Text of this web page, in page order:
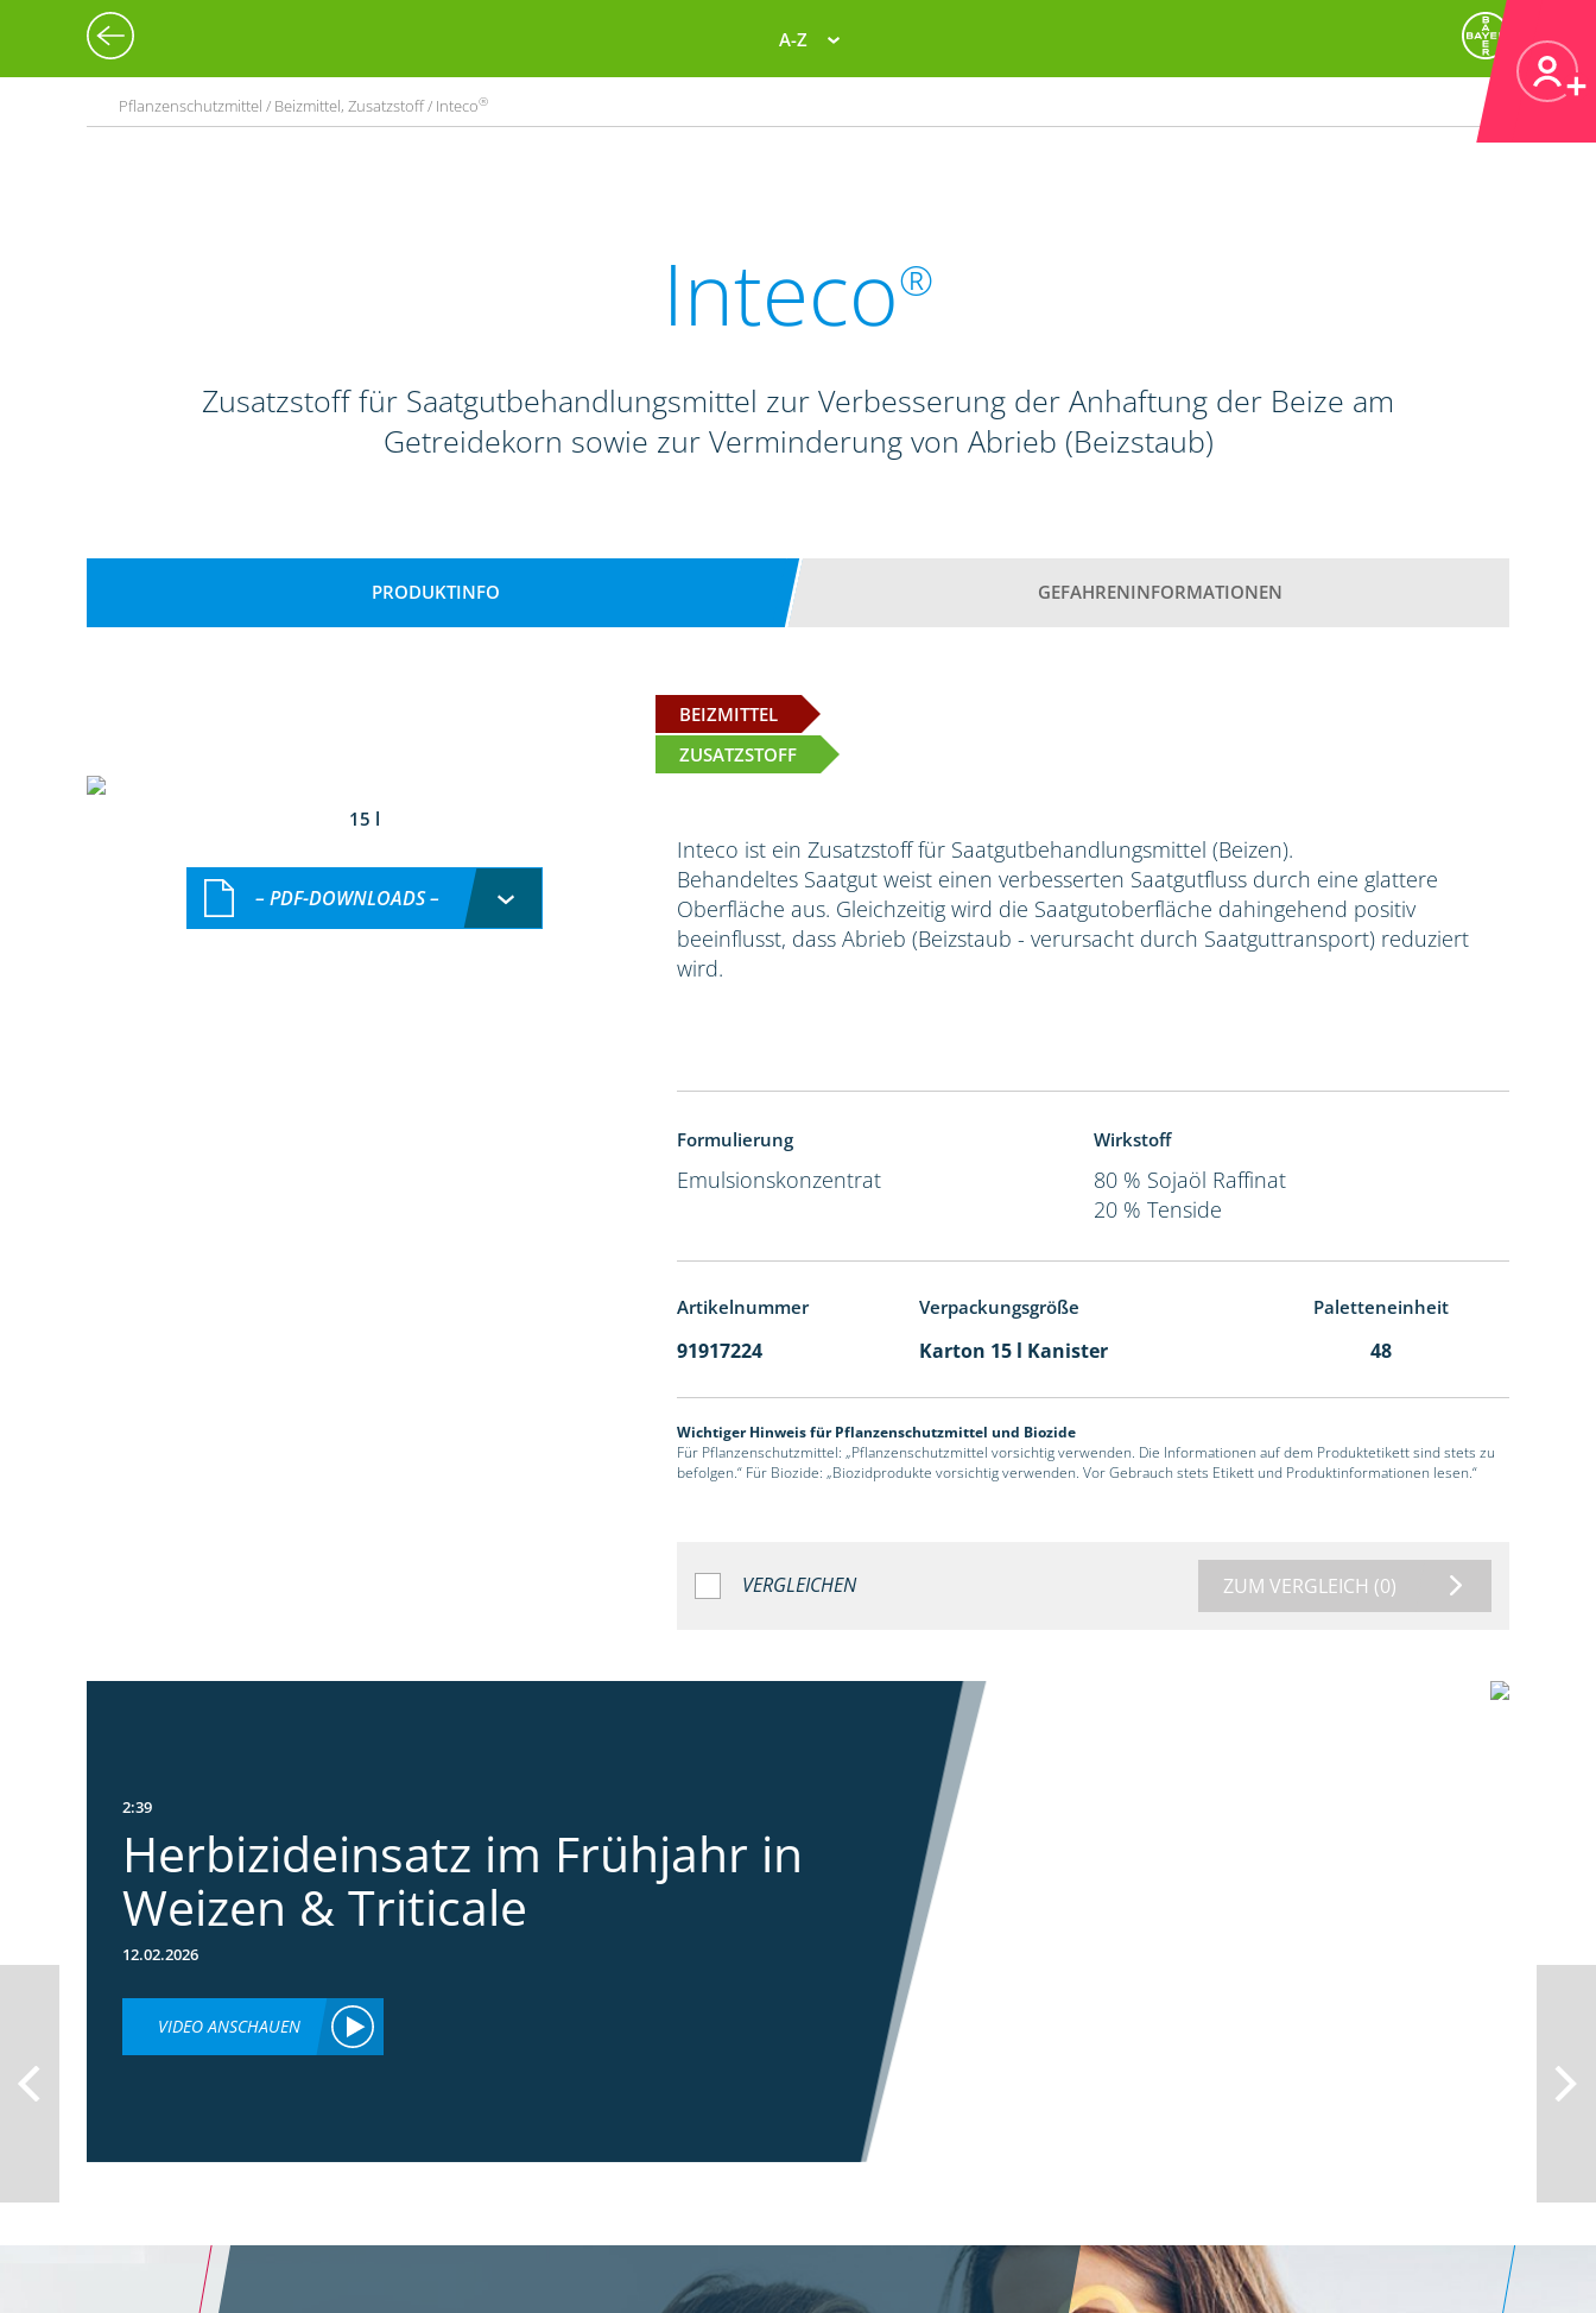
A-Z
Pflanzenschutzmittel / Beizmittel, Zusatzstoff / Inteco®
Inteco®
Zusatzstoff für Saatgutbehandlungsmittel zur Verbesserung der Anhaftung der Beize am
Getreidekorn sowie zur Verminderung von Abrieb (Beizstaub)
PRODUKTINFO GEFAHRENINFORMATIONEN
BEIZMITTEL
ZUSATZSTOFF
15 l
– PDF-DOWNLOADS –
Inteco ist ein Zusatzstoff für Saatgutbehandlungsmittel (Beizen).
Behandeltes Saatgut weist einen verbesserten Saatgutfluss durch eine glattere
Oberfläche aus. Gleichzeitig wird die Saatgutoberfläche dahingehend positiv
beeinflusst, dass Abrieb (Beizstaub - verursacht durch Saatguttransport) reduziert
wird.
Formulierung
Emulsionskonzentrat
Wirkstoff
80 % Sojaöl Raffinat
20 % Tenside
Artikelnummer Verpackungsgröße Paletteneinheit
91917224 Karton 15 l Kanister 48
Wichtiger Hinweis für Pflanzenschutzmittel und Biozide
Für Pflanzenschutzmittel: „Pflanzenschutzmittel vorsichtig verwenden. Die Informationen auf dem Produktetikett sind stets zu
befolgen.“ Für Biozide: „Biozidprodukte vorsichtig verwenden. Vor Gebrauch stets Etikett und Produktinformationen lesen.“
VERGLEICHEN ZUM VERGLEICH (0)
2:39
Herbizideinsatz im Frühjahr in
Weizen & Triticale
12.02.2026
VIDEO ANSCHAUEN